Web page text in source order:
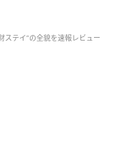
ステイ”の全貌を速報レビュー